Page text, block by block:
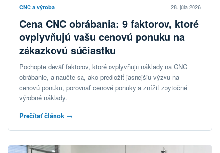
CNC a výroba 28. júla 2026
Cena CNC obrábania: 9 faktorov, ktoré
ovplyvňujú vašu cenovú ponuku na
zákazkovú súčiastku
Pochopte deväť faktorov, ktoré ovplyvňujú náklady na CNC
obrábanie, a naučte sa, ako predložiť jasnejšiu výzvu na
cenovú ponuku, porovnať cenové ponuky a znížiť zbytočné
výrobné náklady.
Prečítať článok →